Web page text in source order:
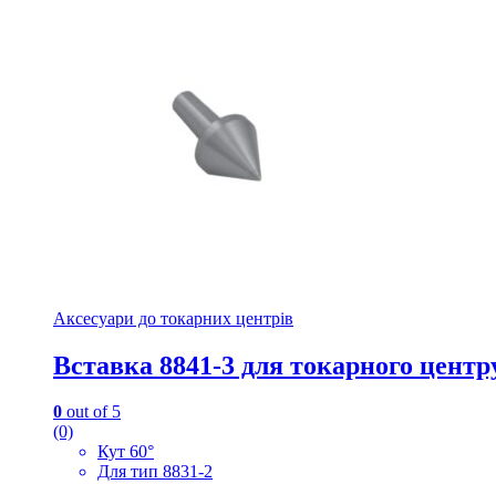
Аксесуари до токарних центрів
Вставка 8841-3 для токарного
0 out of 5
(0)
Кут 60°
Для тип 8831-2